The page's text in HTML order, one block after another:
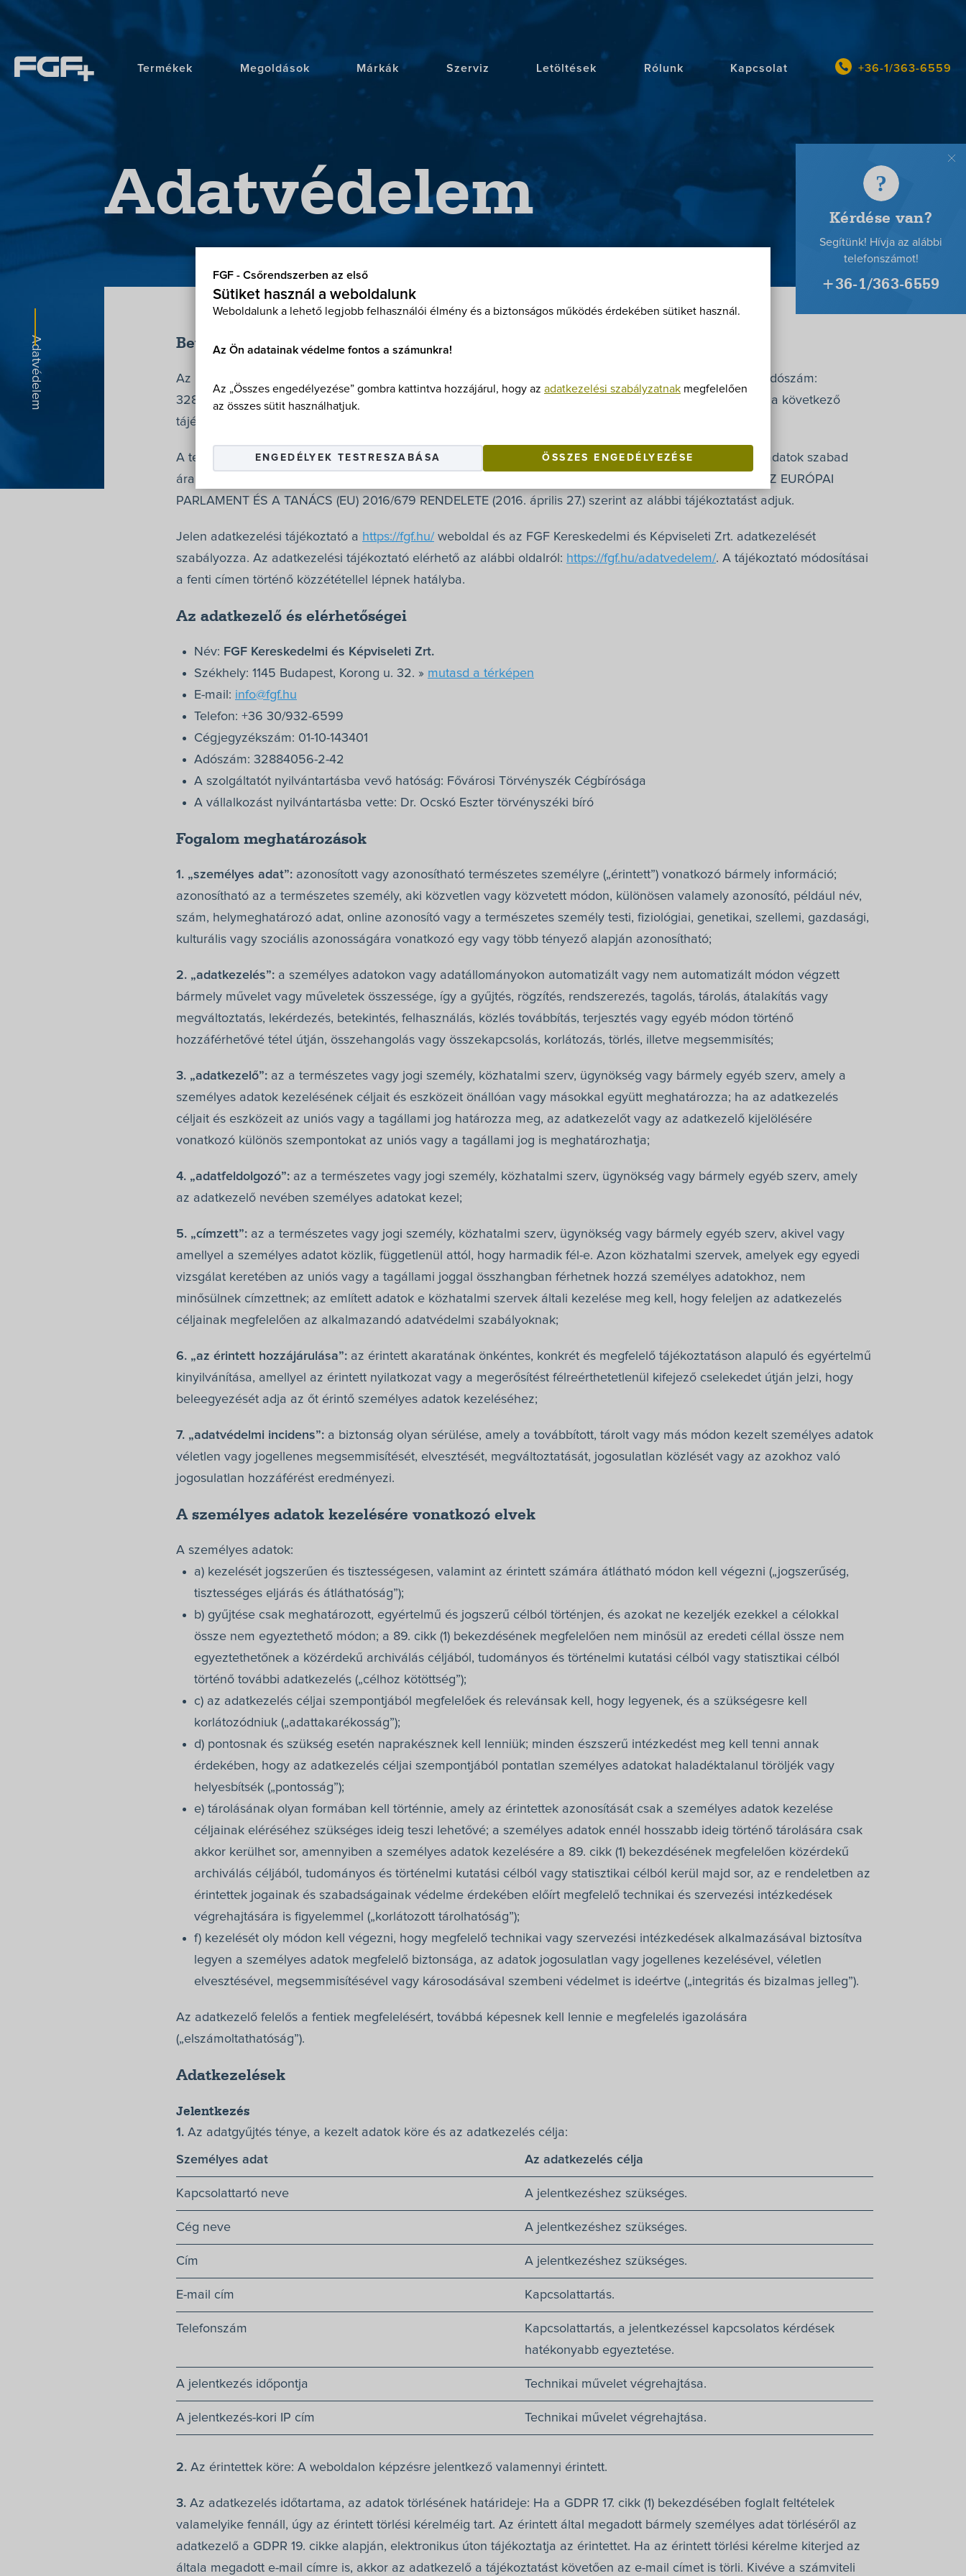
FGF - Csőrendszerben az első
Sütiket használ a weboldalunk
Weboldalunk a lehető legjobb felhasználói élmény és a biztonságos működés érdekében sütiket használ.
Az Ön adatainak védelme fontos a számunkra!
Az „Összes engedélyezése” gombra kattintva hozzájárul, hogy az adatkezelési szabályzatnak megfelelően
az összes sütit használhatjuk.
ÖSSZES ENGEDÉLYEZÉSE
ENGEDÉLYEK TESTRESZABÁSA
Termékek Megoldások Márkák Szerviz Letöltések Rólunk Kapcsolat +36-1/363-6559
Adatvédelem
Bevezetés
Az
(Cím: 1145 Budapest, Korong u. 32., telefon: +36 30/932-6599, adószám:
32884056-2-42, cégjegyzékszám: 01-10-143401) (a továbbiakban: Szolgáltató, adatkezelő) alá veti magát a következő
tájékoztatónak.
A természetes személyeknek a személyes adatok kezelése tekintetében történő védelméről és az ilyen adatok szabad
áramlásáról, valamint a 95/46/EK rendelet hatályon kívül helyezéséről (általános adatvédelmi rendelet) AZ EURÓPAI
PARLAMENT ÉS A TANÁCS (EU) 2016/679 RENDELETE (2016. április 27.) szerint az alábbi tájékoztatást adjuk.
Jelen adatkezelési tájékoztató a https://fgf.hu/weboldal és az FGF Kereskedelmi és Képviseleti Zrt. adatkezelését
szabályozza. Az adatkezelési tájékoztató elérhető az alábbi oldalról: https://fgf.hu/adatvedelem/. A tájékoztató módosításai
a fenti címen történő közzététellel lépnek hatályba.
Az adatkezelő és elérhetőségei
Név: FGF Kereskedelmi és Képviseleti Zrt.
Székhely: 1145 Budapest, Korong u. 32. » mutasd a térképen
E-mail: info@fgf.hu
Telefon: +36 30/932-6599
Cégjegyzékszám: 01-10-143401
Adószám: 32884056-2-42
A szolgáltatót nyilvántartásba vevő hatóság: Fővárosi Törvényszék Cégbírósága
A vállalkozást nyilvántartásba vette: Dr. Ocskó Eszter törvényszéki bíró
Fogalom meghatározások
1. „személyes adat”: azonosított vagy azonosítható természetes személyre („érintett”) vonatkozó bármely információ;
azonosítható az a természetes személy, aki közvetlen vagy közvetett módon, különösen valamely azonosító, például név,
szám, helymeghatározó adat, online azonosító vagy a természetes személy testi, fiziológiai, genetikai, szellemi, gazdasági,
kulturális vagy szociális azonosságára vonatkozó egy vagy több tényező alapján azonosítható;
2. „adatkezelés”: a személyes adatokon vagy adatállományokon automatizált vagy nem automatizált módon végzett
bármely művelet vagy műveletek összessége, így a gyűjtés, rögzítés, rendszerezés, tagolás, tárolás, átalakítás vagy
megváltoztatás, lekérdezés, betekintés, felhasználás, közlés továbbítás, terjesztés vagy egyéb módon történő
hozzáférhetővé tétel útján, összehangolás vagy összekapcsolás, korlátozás, törlés, illetve megsemmisítés;
3. „adatkezelő”: az a természetes vagy jogi személy, közhatalmi szerv, ügynökség vagy bármely egyéb szerv, amely a
személyes adatok kezelésének céljait és eszközeit önállóan vagy másokkal együtt meghatározza; ha az adatkezelés
céljait és eszközeit az uniós vagy a tagállami jog határozza meg, az adatkezelőt vagy az adatkezelő kijelölésére
vonatkozó különös szempontokat az uniós vagy a tagállami jog is meghatározhatja;
4. „adatfeldolgozó”: az a természetes vagy jogi személy, közhatalmi szerv, ügynökség vagy bármely egyéb szerv, amely
az adatkezelő nevében személyes adatokat kezel;
5. „címzett”: az a természetes vagy jogi személy, közhatalmi szerv, ügynökség vagy bármely egyéb szerv, akivel vagy
amellyel a személyes adatot közlik, függetlenül attól, hogy harmadik fél-e. Azon közhatalmi szervek, amelyek egy egyedi
vizsgálat keretében az uniós vagy a tagállami joggal összhangban férhetnek hozzá személyes adatokhoz, nem
minősülnek címzettnek; az említett adatok e közhatalmi szervek általi kezelése meg kell, hogy feleljen az adatkezelés
céljainak megfelelően az alkalmazandó adatvédelmi szabályoknak;
6. „az érintett hozzájárulása”: az érintett akaratának önkéntes, konkrét és megfelelő tájékoztatáson alapuló és egyértelmű
kinyilvánítása, amellyel az érintett nyilatkozat vagy a megerősítést félreérthetetlenül kifejező cselekedet útján jelzi, hogy
beleegyezését adja az őt érintő személyes adatok kezeléséhez;
7. „adatvédelmi incidens”: a biztonság olyan sérülése, amely a továbbított, tárolt vagy más módon kezelt személyes adatok
véletlen vagy jogellenes megsemmisítését, elvesztését, megváltoztatását, jogosulatlan közlését vagy az azokhoz való
jogosulatlan hozzáférést eredményezi.
A személyes adatok kezelésére vonatkozó elvek
A személyes adatok:
a) kezelését jogszerűen és tisztességesen, valamint az érintett számára átlátható módon kell végezni („jogszerűség,
tisztességes eljárás és átláthatóság”);
b) gyűjtése csak meghatározott, egyértelmű és jogszerű célból történjen, és azokat ne kezeljék ezekkel a célokkal
össze nem egyeztethető módon; a 89. cikk (1) bekezdésének megfelelően nem minősül az eredeti céllal össze nem
egyeztethetőnek a közérdekű archiválás céljából, tudományos és történelmi kutatási célból vagy statisztikai célból
történő további adatkezelés („célhoz kötöttség”);
c) az adatkezelés céljai szempontjából megfelelőek és relevánsak kell, hogy legyenek, és a szükségesre kell
korlátozódniuk („adattakarékosság”);
d) pontosnak és szükség esetén naprakésznek kell lenniük; minden észszerű intézkedést meg kell tenni annak
érdekében, hogy az adatkezelés céljai szempontjából pontatlan személyes adatokat haladéktalanul töröljék vagy
helyesbítsék („pontosság”);
e) tárolásának olyan formában kell történnie, amely az érintettek azonosítását csak a személyes adatok kezelése
céljainak eléréséhez szükséges ideig teszi lehetővé; a személyes adatok ennél hosszabb ideig történő tárolására csak
akkor kerülhet sor, amennyiben a személyes adatok kezelésére a 89. cikk (1) bekezdésének megfelelően közérdekű
archiválás céljából, tudományos és történelmi kutatási célból vagy statisztikai célból kerül majd sor, az e rendeletben az
érintettek jogainak és szabadságainak védelme érdekében előírt megfelelő technikai és szervezési intézkedések
végrehajtására is figyelemmel („korlátozott tárolhatóság”);
f) kezelését oly módon kell végezni, hogy megfelelő technikai vagy szervezési intézkedések alkalmazásával biztosítva
legyen a személyes adatok megfelelő biztonsága, az adatok jogosulatlan vagy jogellenes kezelésével, véletlen
elvesztésével, megsemmisítésével vagy károsodásával szembeni védelmet is ideértve („integritás és bizalmas jelleg”).
Az adatkezelő felelős a fentiek megfelelésért, továbbá képesnek kell lennie e megfelelés igazolására
(„elszámoltathatóság”).
Adatkezelések
Jelentkezés
1. Az adatgyűjtés ténye, a kezelt adatok köre és az adatkezelés célja:
Személyes adat Az adatkezelés célja
Kapcsolattartó neve A jelentkezéshez szükséges.
Cég neve A jelentkezéshez szükséges.
Cím A jelentkezéshez szükséges.
E-mail cím Kapcsolattartás.
Telefonszám
Kapcsolattartás, a jelentkezéssel kapcsolatos kérdések
hatékonyabb egyeztetése.
A jelentkezés időpontja Technikai művelet végrehajtása.
A jelentkezés-kori IP cím Technikai művelet végrehajtása.
2. Az érintettek köre: A weboldalon képzésre jelentkező valamennyi érintett.
3. Az adatkezelés időtartama, az adatok törlésének határideje: Ha a GDPR 17. cikk (1) bekezdésében foglalt feltételek
valamelyike fennáll, úgy az érintett törlési kérelméig tart. Az érintett által megadott bármely személyes adat törléséről az
adatkezelő a GDPR 19. cikke alapján, elektronikus úton tájékoztatja az érintettet. Ha az érintett törlési kérelme kiterjed az
általa megadott e-mail címre is, akkor az adatkezelő a tájékoztatást követően az e-mail címet is törli. Kivéve a számviteli